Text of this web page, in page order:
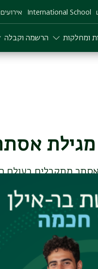
International School אירועים
ומחלקות הרשמה וקבלה